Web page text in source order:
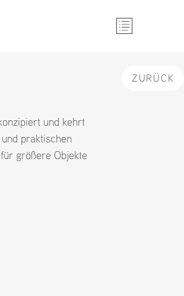
ZURÜCK
und kehrt
praktischen
größere Objekte